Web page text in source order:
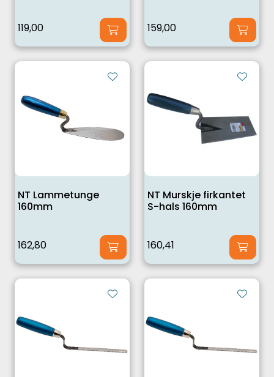
119,00 159,00
NT Lammetunge
160mm
162,80
NT Murskje firkantet
S-hals 160mm
160,41